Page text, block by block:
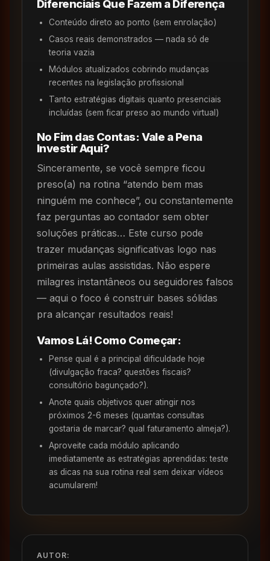
Diferenciais Que Fazem a Diferença
Conteúdo direto ao ponto (sem enrolação)
Casos reais demonstrados — nada só de
teoria vazia
Módulos atualizados cobrindo mudanças
recentes na legislação profissional
Tanto estratégias digitais quanto presenciais
incluídas (sem ficar preso ao mundo virtual)
No Fim das Contas: Vale a Pena
Investir Aqui?
Sinceramente, se você sempre ficou
preso(a) na rotina “atendo bem mas
ninguém me conhece”, ou constantemente
faz perguntas ao contador sem obter
soluções práticas… Este curso pode
trazer mudanças significativas logo nas
primeiras aulas assistidas. Não espere
milagres instantâneos ou seguidores falsos
— aqui o foco é construir bases sólidas
pra alcançar resultados reais!
Vamos Lá! Como Começar:
Pense qual é a principal dificuldade hoje
(divulgação fraca? questões fiscais?
consultório bagunçado?).
Anote quais objetivos quer atingir nos
próximos 2-6 meses (quantas consultas
gostaria de marcar? qual faturamento almeja?).
Aproveite cada módulo aplicando
imediatamente as estratégias aprendidas: teste
as dicas na sua rotina real sem deixar vídeos
acumularem!
AUTOR: